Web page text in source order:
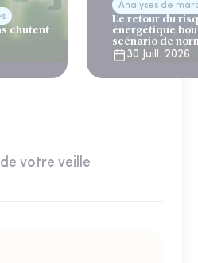
chutent
Analyses de
Le retour du
énergétique
scénario de
30 Juill. 2026
votre veille